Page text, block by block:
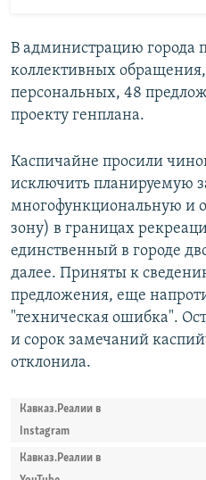
В администрацию города
коллективных
персональных, 48
проекту генплана.
Каспичайне просили
исключить планируемую
многофункциональную и
зону) в границах
единственный в городе
далее. Приняты к
предложения, еще
"техническая ошибка".
и сорок замечаний
отклонила.
Кавказ.Реалии в
Instagram
Кавказ.Реалии в